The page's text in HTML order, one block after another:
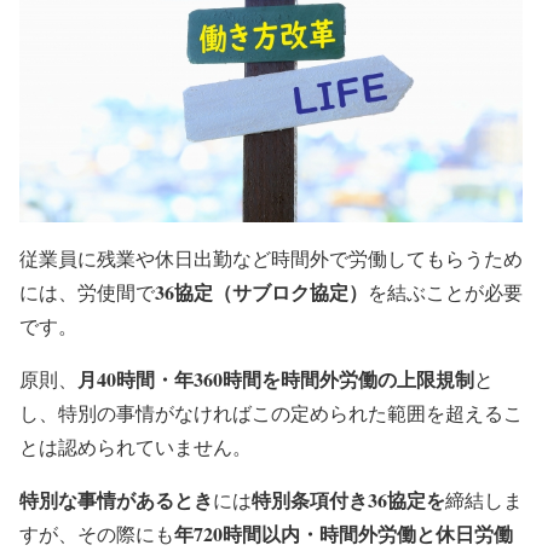
従業員に残業や休日出勤など時間外で労働してもらうため
には、労使間で36協定（サブロク協定） を結ぶことが必要
です。
原則、 月40時間・年360時間を時間外労働の上限規制と
し、特別の事情がなければこの定められた範囲を超えるこ
とは認められていません。
特別な事情があるときには特別条項付き36協定を締結しま
すが、その際にも年720時間以内・時間外労働と休日労働